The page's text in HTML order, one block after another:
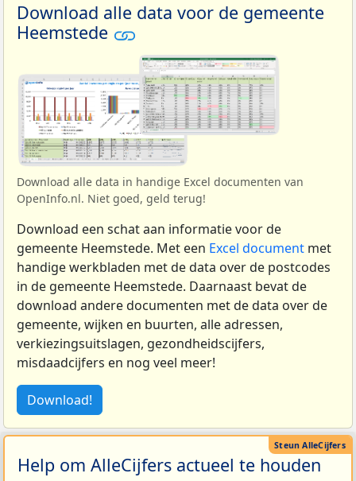
Download alle data voor de gemeente
Heemstede
Download alle data in handige Excel documenten van
OpenInfo.nl. Niet goed, geld terug!
Download een schat aan informatie voor de
gemeente Heemstede. Met een Excel document met
handige werkbladen met de data over de postcodes
in de gemeente Heemstede. Daarnaast bevat de
download andere documenten met de data over de
gemeente, wijken en buurten, alle adressen,
verkiezingsuitslagen, gezondheidscijfers,
misdaadcijfers en nog veel meer!
Download!
Help om AlleCijfers actueel te houden